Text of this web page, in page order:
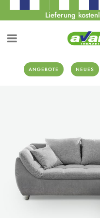
Lieferung
ANGEBOTE NEUES